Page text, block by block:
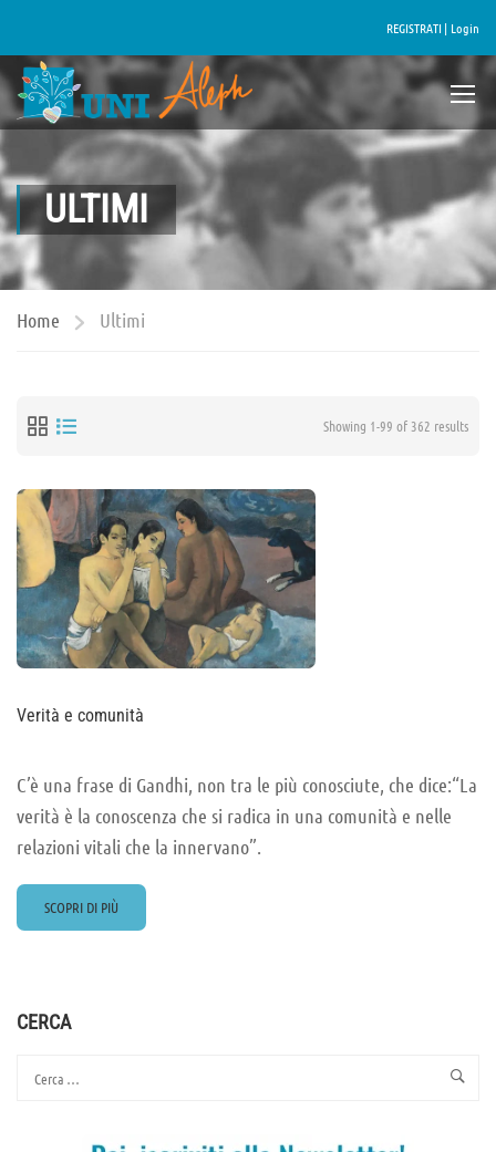
REGISTRATI | Login
ULTIMI
Home Ultimi
Showing 1-99 of 362 results
Verità e comunità
C’è una frase di Gandhi, non tra le più conosciute, che dice:“La
verità è la conoscenza che si radica in una comunità e nelle
relazioni vitali che la innervano”.
READ
MORE
COMUNITÀ
SCOPRI DI PIÙ
CERCA